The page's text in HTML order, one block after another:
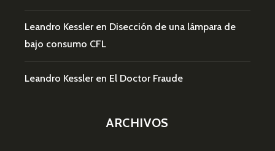
Leandro Kessler en Disección de una lámpara de
bajo consumo CFL
Leandro Kessler en El Doctor Fraude
ARCHIVOS